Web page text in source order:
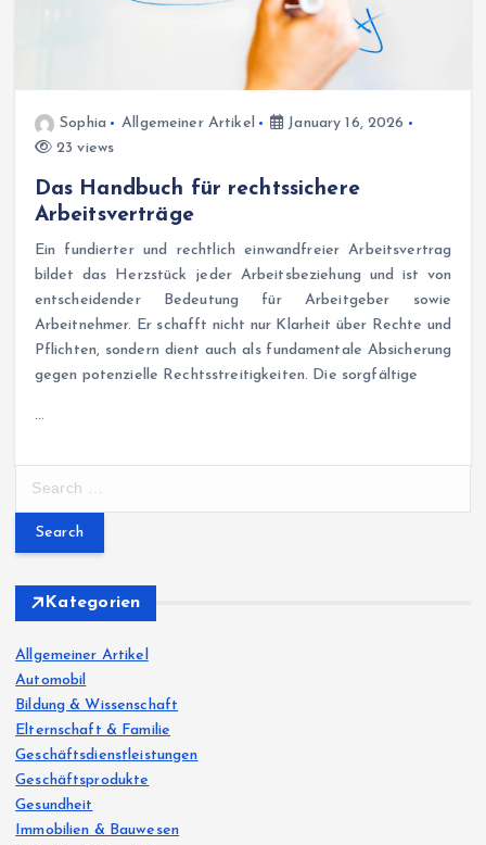
Sophia Allgemeiner Artikel
January 16, 2026
23 views
Das Handbuch für rechtssichere
Arbeitsverträge
Ein fundierter und rechtlich einwandfreier Arbeitsvertrag
bildet das Herzstück jeder Arbeitsbeziehung und ist von
entscheidender Bedeutung für Arbeitgeber sowie
Arbeitnehmer. Er schafft nicht nur Klarheit über Rechte und
Pflichten, sondern dient auch als fundamentale Absicherung
gegen potenzielle Rechtsstreitigkeiten. Die sorgfältige
…
r
f
o
r
:
Kategorien
Allgemeiner Artikel
Automobil
Bildung & Wissenschaft
Elternschaft & Familie
Geschäftsdienstleistungen
Geschäftsprodukte
Gesundheit
Immobilien & Bauwesen